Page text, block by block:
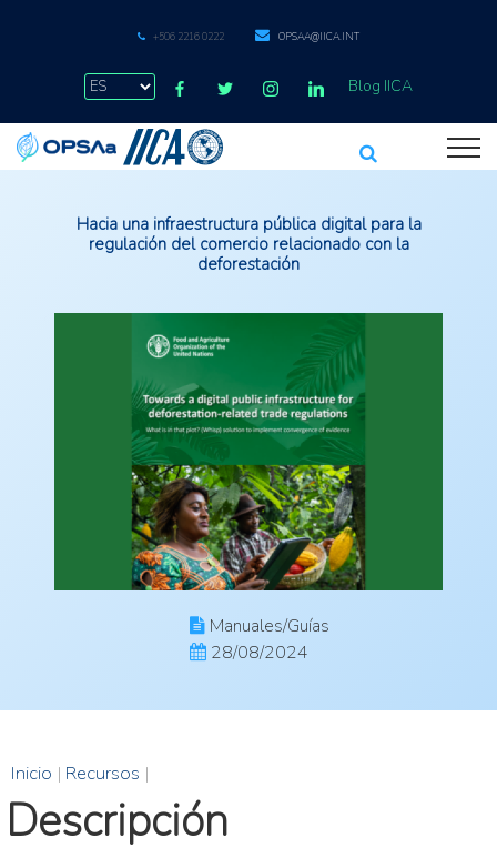
+506 2216 0222 OPSAA@IICA.INT
Blog IICA
Hacia una infraestructura pública digital para la
regulación del comercio relacionado con la
deforestación
Manuales/Guías
28/08/2024
Inicio | Recursos |
Descripción